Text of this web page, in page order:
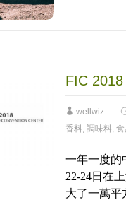
FIC
wellwiz
香料, 調味料, 食
一年一度的
22-24日在
大了一萬平